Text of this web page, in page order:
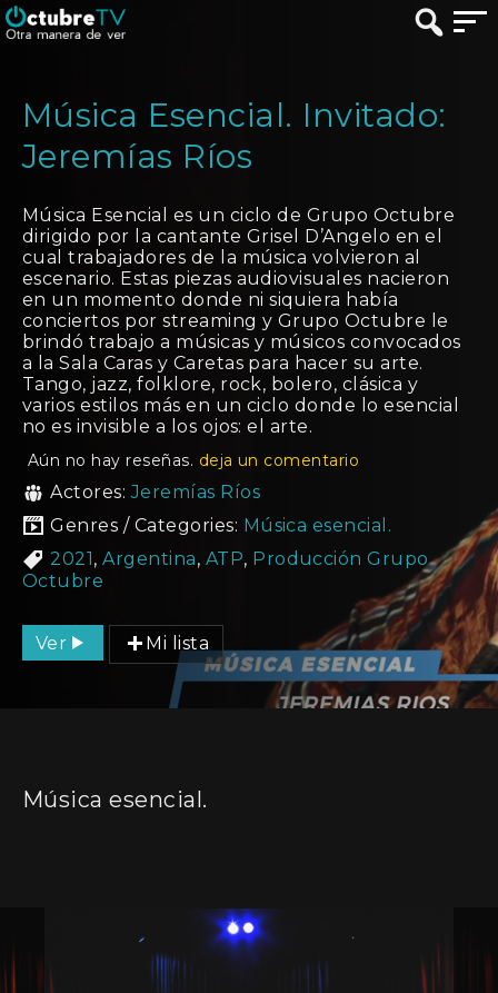
Música Esencial. Invitado:
Jeremías Ríos
Música Esencial es un ciclo de Grupo Octubre
dirigido por la cantante Grisel D’Angelo en el
cual trabajadores de la música volvieron al
escenario. Estas piezas audiovisuales nacieron
en un momento donde ni siquiera había
conciertos por streaming y Grupo Octubre le
brindó trabajo a músicas y músicos convocados
a la Sala Caras y Caretas para hacer su arte.
Tango, jazz, folklore, rock, bolero, clásica y
varios estilos más en un ciclo donde lo esencial
no es invisible a los ojos: el arte.
Aún no hay reseñas. deja un comentario
Actores:Jeremías Ríos
Genres / Categories: Música esencial.
2021,Argentina, ATP, Producción Grupo
Octubre
Ver Mi lista
Música esencial.